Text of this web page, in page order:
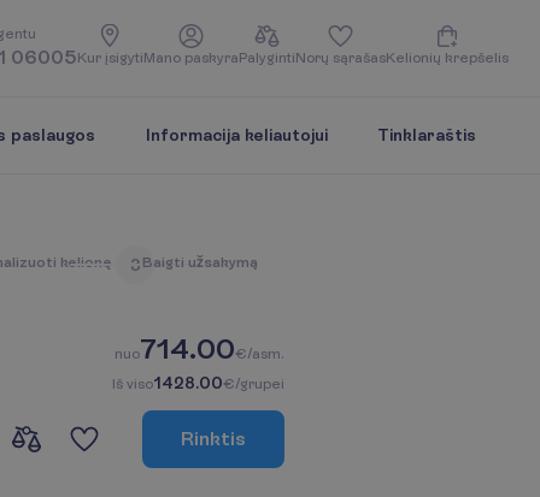
entu
06005Kur įsigytiMano paskyraPalygintiNorų sąrašasKelionių krepšelis
paslaugos Informacija keliautojui Tinklaraštis
alizuoti kelionę 3 Baigti užsakymą
nuo714.00€/asm.
Iš viso1428.00€/grupei
Rinktis